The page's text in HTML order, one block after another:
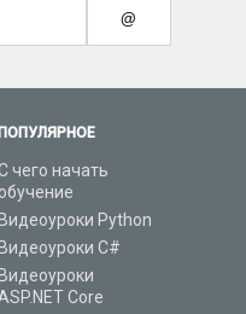
ПОПУЛЯРНОЕ
чего начать
обучение
Видеоуроки Python
Видеоуроки C#
Видеоуроки
Core
@